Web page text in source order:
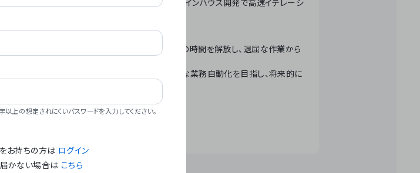
すべての自動化技術を1プラットフォームで完結。インハウス開発で高速イテレーシ
ン**: 「We Make Time」 – テクノロジーで人々の時間を解放し、退屈な作業から
ン**: 「Global Business Automation」 – 世界的な業務自動化を目指し、将来的に
概要
上の想定されにくいパスワードを入力してください。
お持ちの方は ログイン
かない場合は こちら